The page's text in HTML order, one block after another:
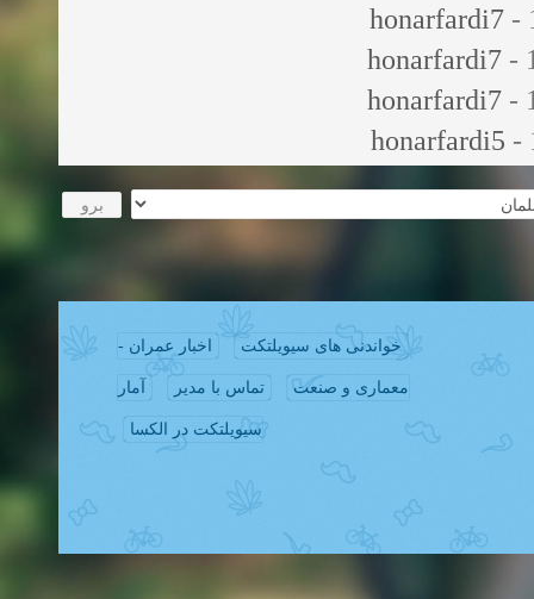
honarfardi7 -
honarfardi7 -
honarfardi7 -
honarfardi5 -
خواندنی های سیویلتکت اخبار عمران -
معماری و صنعت تماس با مدیر آمار
سیویلتکت در الکسا